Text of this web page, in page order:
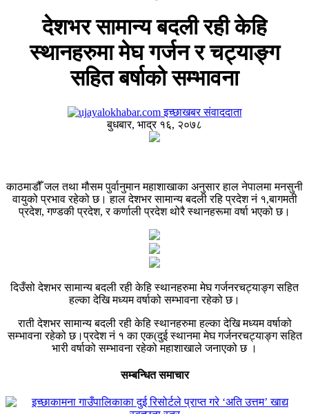
देशभर सामान्य बदली रही केहि
स्थानहरुमा मेघ गर्जन र चट्याङ्ग
सहित बर्षाको सम्भावना
इच्छाखबर संवाददाता
बुधबार, भाद्र १६, २०७८
काठमाडौँ जल तथा मौसम पुर्वानुमान महाशाखाका अनुसार हाल नेपालमा मनसुनी
वायुको प्रभाव रहेको छ। हाल देशभर सामान्य बदली रहि प्रदेश नं १,बागमती
प्रदेश, गण्डकी प्रदेश, र कर्णाली प्रदेश थोरै स्थानहरूमा वर्षा भएको छ।
दिउँसो देशभर सामान्य बदली रही केहि स्थानहरुमा मेघ गर्जनरचट्याङ्ग सहित
हल्का देखि मध्यम वर्षाको सम्भावना रहेको छ।
राती देशभर सामान्य बदली रही केहि स्थानहरुमा हल्का देखि मध्यम वर्षाको
सम्भावना रहेको छ।प्रदेश नं १ का एक(दुई स्थानमा मेघ गर्जनरचट्याङ्ग सहित
भारी वर्षाको सम्भावना रहेको महाशाखाले जनाएको छ ।
सम्बन्धित समाचार